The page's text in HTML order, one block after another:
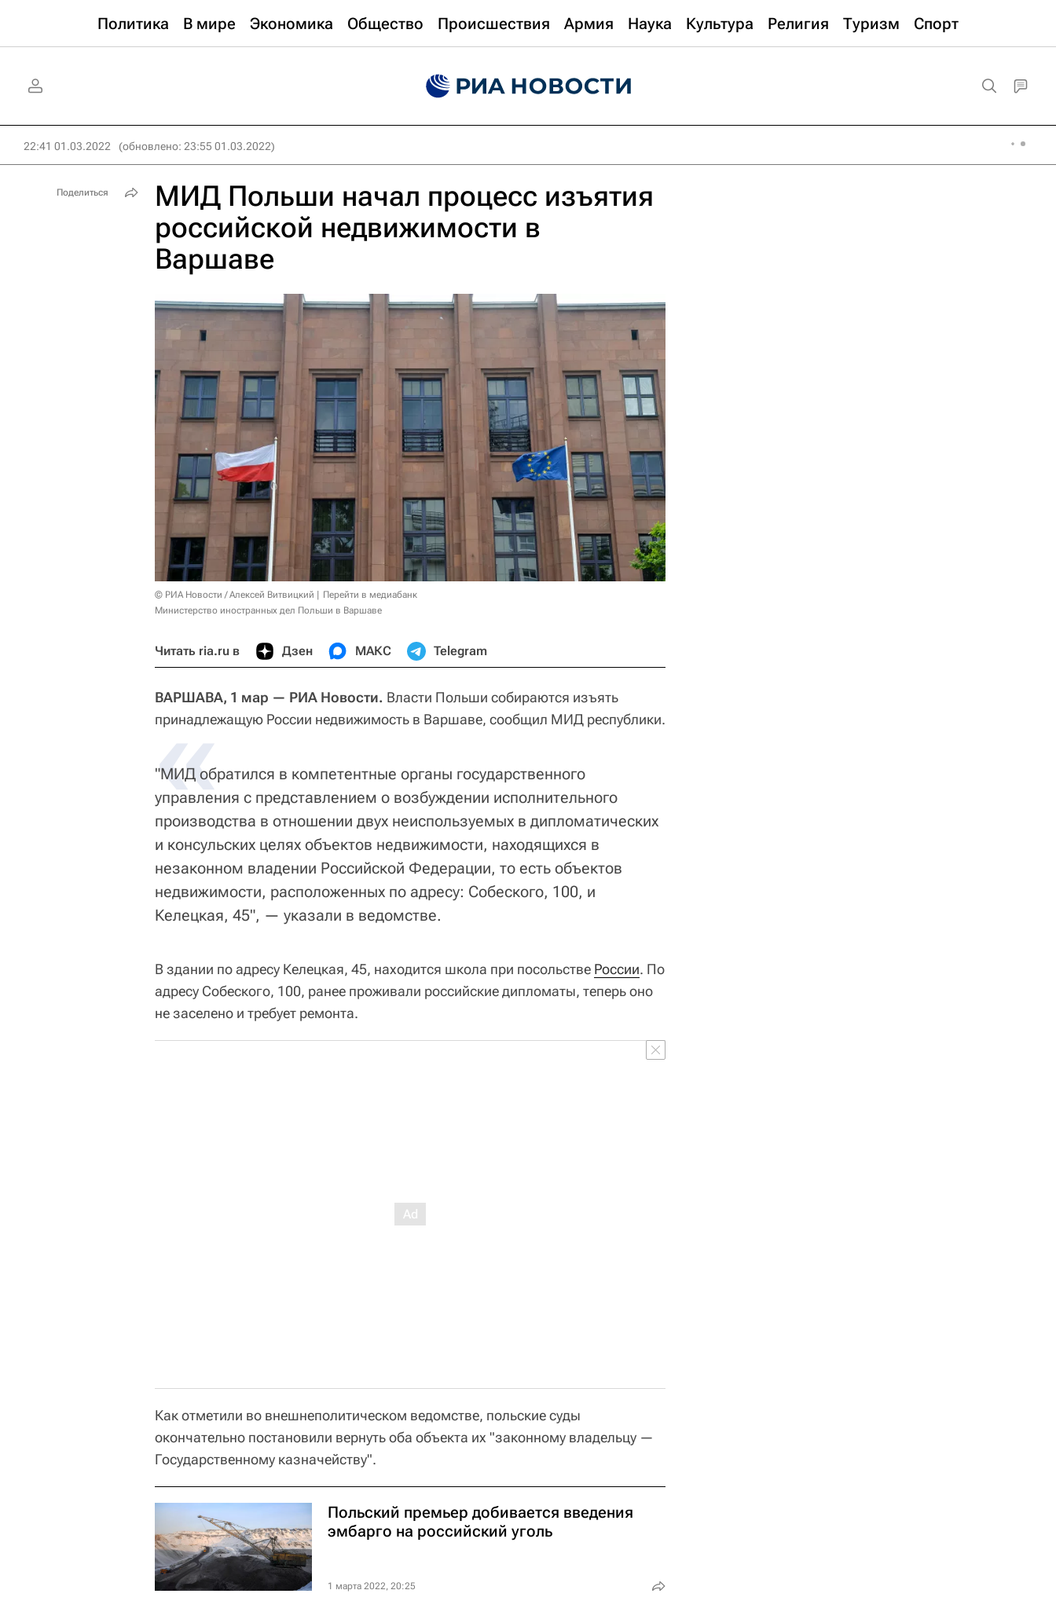
Политика В мире Экономика Общество Происшествия Армия Наука Культура Религия Туризм Спорт
22:41 01.03.2022 (обновлено: 23:55 01.03.2022)
МИД Польши начал процесс изъятия
российской недвижимости в
Варшаве
© РИА Новости / Алексей Витвицкий
Перейти в медиабанк
Министерство иностранных дел Польши в Варшаве
Читать ria.ru в Дзен МАКС Telegram
ВАРШАВА, 1 мар — РИА Новости. Власти Польши собираются изъять
принадлежащую России недвижимость в Варшаве, сообщил МИД республики.
«
"МИД обратился в компетентные органы государственного
управления с представлением о возбуждении исполнительного
производства в отношении двух неиспользуемых в дипломатических
и консульских целях объектов недвижимости, находящихся в
незаконном владении Российской Федерации, то есть объектов
недвижимости, расположенных по адресу: Собеского, 100, и
Келецкая, 45", — указали в ведомстве.
В здании по адресу Келецкая, 45, находится школа при посольстве России. По
адресу Собеского, 100, ранее проживали российские дипломаты, теперь оно
не заселено и требует ремонта.
Как отметили во внешнеполитическом ведомстве, польские суды
окончательно постановили вернуть оба объекта их "законному владельцу —
Государственному казначейству".
Польский премьер добивается введения
эмбарго на российский уголь
1 марта 2022, 20:25
Поделиться